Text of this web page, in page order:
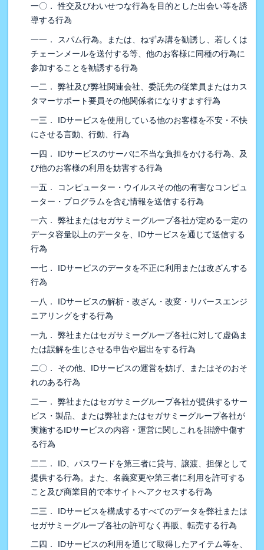
一〇． 性交及びわいせつな行為を目的とした出会い等を誘
導する行為
一一． スパム行為。または、ねずみ講を勧誘し、若しくは
チェーンメールを送付する等、他のお客様に同種の行為に
参加することを勧誘する行為
一二． 弊社及び弊社関連会社、委託先の従業員またはカス
タマーサポート要員その他関係者になりすます行為
一三． IDサービスを使用している他のお客様を不安・不快
にさせる言動、行動、行為
一四． IDサービスのサーバに不当な負担をかける行為、及
び他のお客様の利用を妨害する行為
一五． コンピューター・ウイルスその他の有害なコンピュ
ーター・プログラムを含む情報を送信する行為
一六． 弊社またはセガサミーグループ各社が定める一定の
データ容量以上のデータを、IDサービスを通じて送信する
行為
一七． IDサービスのデータを不正に利用または改ざんする
行為
一八． IDサービスの解析・改ざん・改変・リバースエンジ
ニアリングをする行為
一九． 弊社またはセガサミーグループ各社に対して虚偽ま
たは誤解を生じさせる申告や届出をする行為
二〇． その他、IDサービスの運営を妨げ、またはそのおそ
れのある行為
二一． 弊社またはセガサミーグループ各社が提供するサー
ビス・製品、または弊社またはセガサミーグループ各社が
実施するIDサービスの内容・運営に関しこれを誹謗中傷す
る行為
二二． ID、パスワードを第三者に貸与、譲渡、担保として
提供する行為。また、名義変更や第三者に利用を許可する
こと及び商業目的で本サイトへアクセスする行為
二三． IDサービスを構成するすべてのデータを弊社または
セガサミーグループ各社の許可なく再販、転売する行為
二四． IDサービスの利用を通じて取得したアイテム等を、